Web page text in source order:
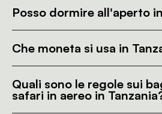
Posso dormire all'aperto
Che moneta si usa in
Quali sono le regole sui
safari in aereo in